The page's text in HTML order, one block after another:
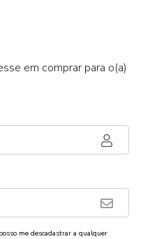
em comprar para o(a)
me descadastrar a qualquer